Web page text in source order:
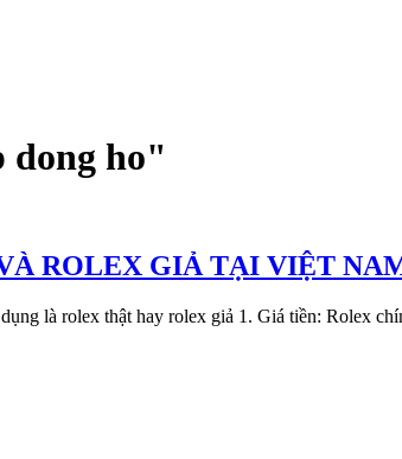
dong ho"
ROLEX GIẢ TẠI VIỆT
là rolex thật hay rolex giả 1. Giá tiền: Rolex